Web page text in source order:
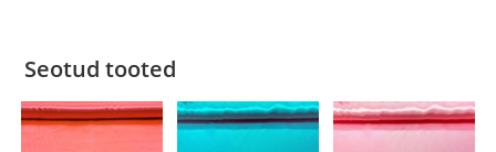
Seotud tooted